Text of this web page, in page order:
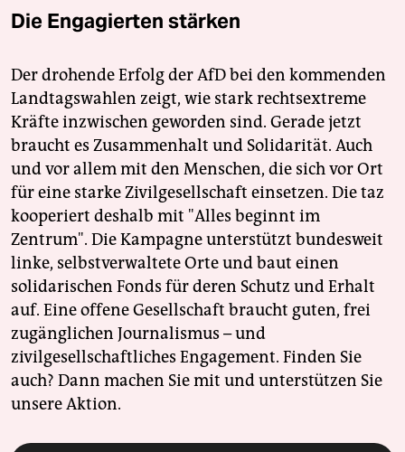
Die Engagierten stärken
Der drohende Erfolg der AfD bei den kommenden
Landtagswahlen zeigt, wie stark rechtsextreme
Kräfte inzwischen geworden sind. Gerade jetzt
braucht es Zusammenhalt und Solidarität. Auch
und vor allem mit den Menschen, die sich vor Ort
für eine starke Zivilgesellschaft einsetzen. Die taz
kooperiert deshalb mit "Alles beginnt im
Zentrum". Die Kampagne unterstützt bundesweit
linke, selbstverwaltete Orte und baut einen
solidarischen Fonds für deren Schutz und Erhalt
auf. Eine offene Gesellschaft braucht guten, frei
zugänglichen Journalismus – und
zivilgesellschaftliches Engagement. Finden Sie
auch? Dann machen Sie mit und unterstützen Sie
unsere Aktion.